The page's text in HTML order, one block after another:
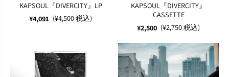
KAPSOUL『DIVERCITY』LP
¥4,091 (¥4,500 税込)
KAPSOUL『DIVERCITY』
CASSETTE
¥2,500 (¥2,750 税込)